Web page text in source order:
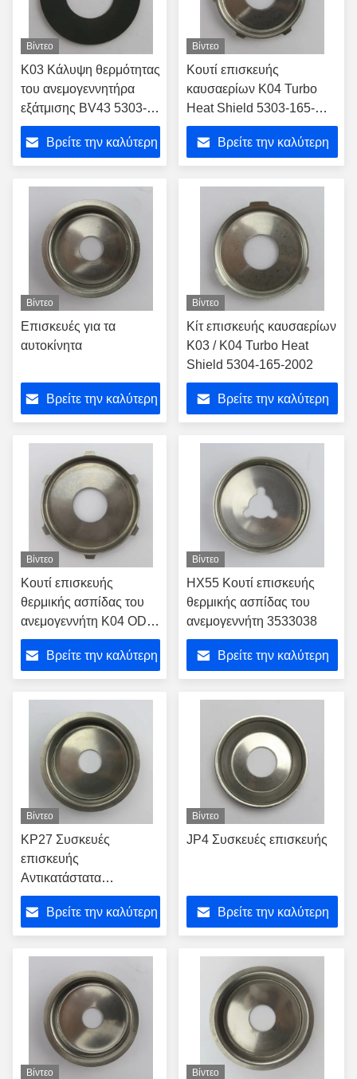
Βίντεο
K03 Κάλυψη θερμότητας
του ανεμογεννητήρα
εξάτμισης BV43 5303-
970-0122/ 5303-970-
0137/ 5303-970-0139
Βρείτε την καλύτερη
Βίντεο
Κουτί επισκευής
καυσαερίων K04 Turbo
Heat Shield 5303-165-
2015
Βρείτε την καλύτερη
Βίντεο
Επισκευές για τα
αυτοκίνητα
Βρείτε την καλύτερη
Βίντεο
Κίτ επισκευής καυσαερίων
K03 / K04 Turbo Heat
Shield 5304-165-2002
Βρείτε την καλύτερη
Βίντεο
Κουτί επισκευής
θερμικής ασπίδας του
ανεμογεννήτη K04 OD
56,8 mm ID 18,5 mm H
6,3 mmΒρείτε την καλύτερη
Βίντεο
HX55 Κουτί επισκευής
θερμικής ασπίδας του
ανεμογεννήτη 3533038
Βρείτε την καλύτερη
Βίντεο
KP27 Συσκευές
επισκευής
Αντικατάστατα
Συσκευάσματα
Εκπομπές
τουρβοσυμπιεστή
Θερμική ασπίδα
τουρβοσυμπιεστή
Βρείτε την καλύτερη
Βίντεο
JP4 Συσκευές επισκευής
Βρείτε την καλύτερη
Βίντεο Βίντεο